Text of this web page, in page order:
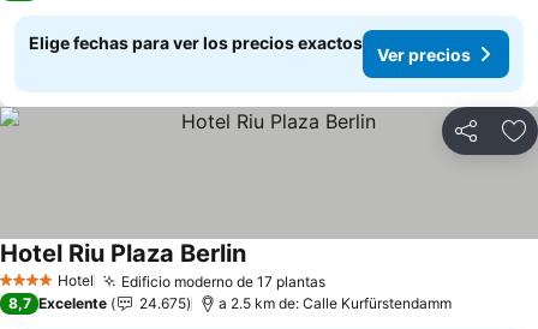
Elige fechas para ver los precios exactos
Ver precios
Compartir
4 EstrellasHotel Edificio moderno de 17 plantas
Hotel Riu Plaza Berlin
8,7 Excelente 24.675 a 2.5 km de: Calle Kurfürstendamm